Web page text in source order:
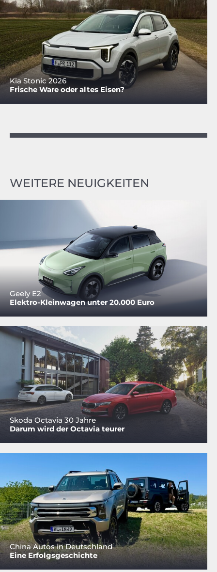
Kia Stonic 2026
Frische Ware oder altes Eisen?
WEITERE NEUIGKEITEN
Geely E2
Elektro-Kleinwagen unter 20.000 Euro
Skoda Octavia 30 Jahre
Darum wird der Octavia teurer
China Autos in Deutschland
Eine Erfolgsgeschichte